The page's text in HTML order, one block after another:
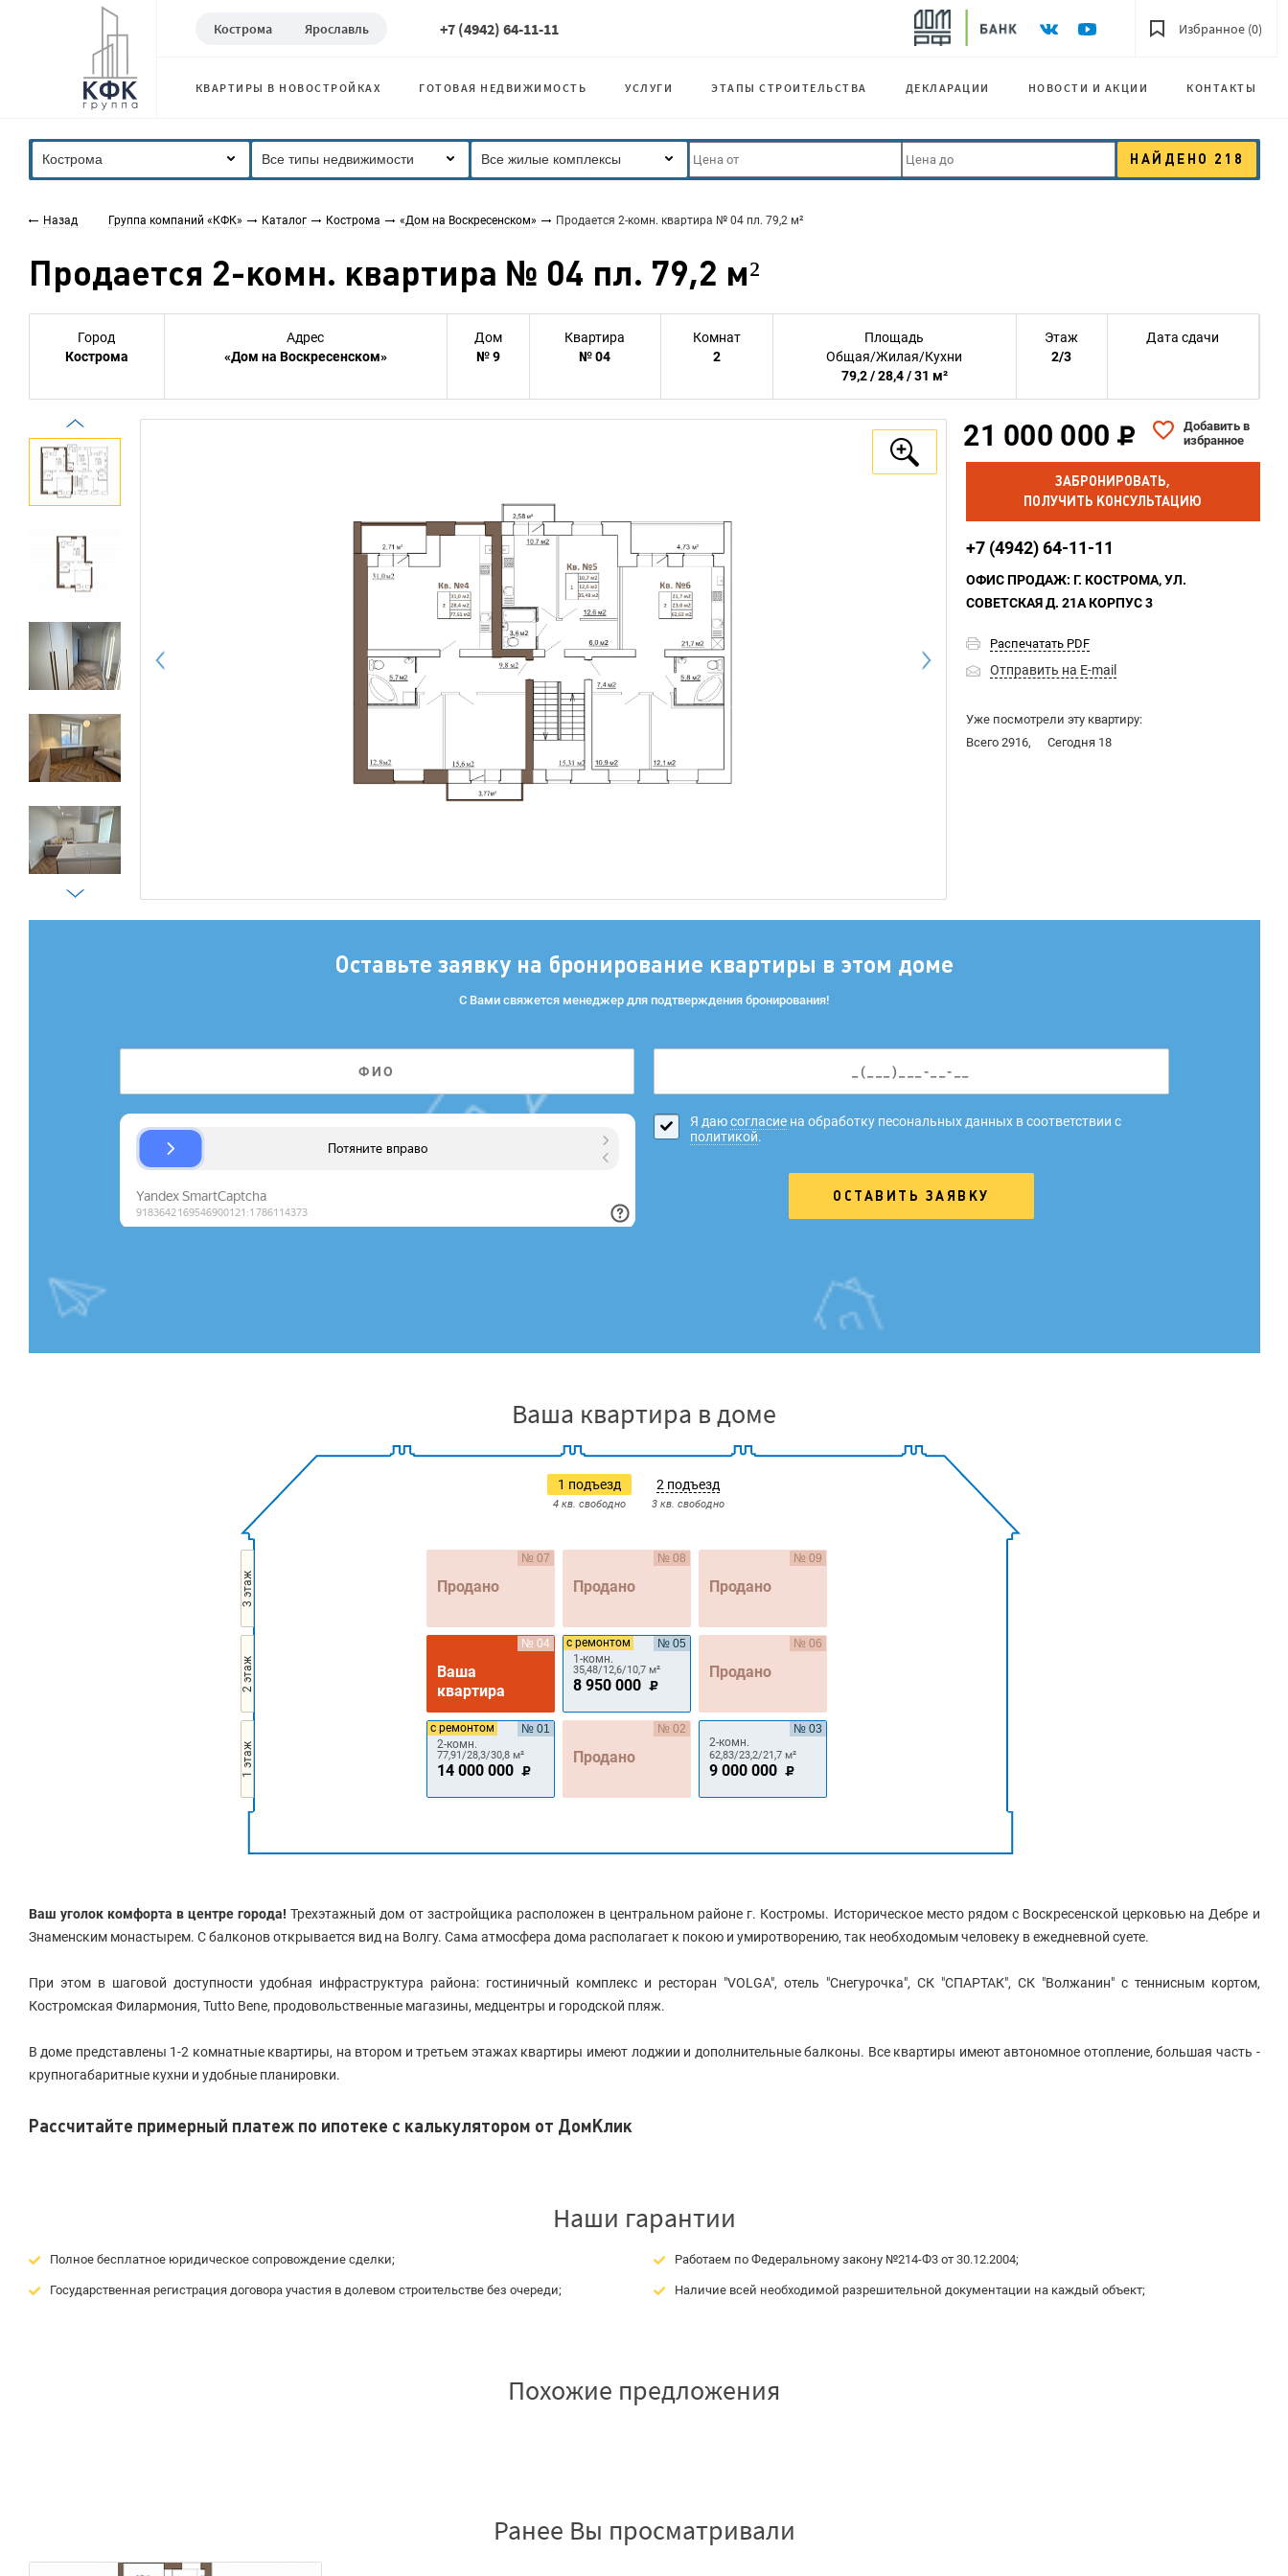
Кострома Ярославль +7 (4942) 64-11-11 Избранное (0)
КВАРТИРЫ В НОВОСТРОЙКАХ ГОТОВАЯ НЕДВИЖИМОСТЬ УСЛУГИ ЭТАПЫ СТРОИТЕЛЬСТВА ДЕКЛАРАЦИИ НОВОСТИ И АКЦИИ КОНТАКТЫ
Кострома Все типы недвижимости Все жилые комплексы НАЙДЕНО 218
Назад Группа компаний «КФК» Каталог Кострома «Дом на Воскресенском» Продается 2-комн. квартира № 04 пл. 79,2 м²
Продается 2-комн. квартира № 04 пл. 79,2 м²
Город
Кострома
Адрес
«Дом на Воскресенском»
Дом
№ 9
Квартира
№ 04
Комнат
2
Площадь
Общая/Жилая/Кухни
79,2 / 28,4 / 31 м²
Этаж
2/3
Дата сдачи
21 000 000
Добавить в
избранное
ЗАБРОНИРОВАТЬ,
ПОЛУЧИТЬ КОНСУЛЬТАЦИЮ
+7 (4942) 64-11-11
ОФИС ПРОДАЖ: Г. КОСТРОМА, УЛ.
СОВЕТСКАЯ Д. 21А КОРПУС 3
Распечатать PDF
Отправить на E-mail
Уже посмотрели эту квартиру:
Всего 2916,
Сегодня 18
Оставьте заявку на бронирование квартиры в этом доме
С Вами свяжется менеджер для подтверждения бронирования!
Я даюсогласие на обработку песональных данных в соответствии с
политикой.
Ваша квартира в доме
3 этаж
2 этаж
1 этаж
1 подъезд
4 кв. свободно
2 подъезд
3 кв. свободно
№ 07
Продано
№ 08
Продано
№ 09
Продано
№ 04
Ваша
квартира
№ 05
с ремонтом
1-комн.
35,48/12,6/10,7 м²
8 950 000
№ 06
Продано
№ 01
с ремонтом
2-комн.
77,91/28,3/30,8 м²
14 000 000
№ 02
Продано
№ 03
2-комн.
62,83/23,2/21,7 м²
9 000 000
Ваш уголок комфорта в центре города! Трехэтажный дом от застройщика расположен в центральном районе г. Костромы. Историческое место рядом с Воскресенской церковью на Дебре и
Знаменским монастырем. С балконов открывается вид на Волгу. Сама атмосфера дома располагает к покою и умиротворению, так необходомым человеку в ежедневной суете.
При этом в шаговой доступности удобная инфраструктура района: гостиничный комплекс и ресторан "VOLGA", отель "Снегурочка", СК "СПАРТАК", СК "Волжанин" с теннисным кортом,
Костромская Филармония, Tutto Bene, продовольственные магазины, медцентры и городской пляж.
В доме представлены 1-2 комнатные квартиры, на втором и третьем этажах квартиры имеют лоджии и дополнительные балконы. Все квартиры имеют автономное отопление, большая часть -
крупногабаритные кухни и удобные планировки.
Рассчитайте примерный платеж по ипотеке с калькулятором от ДомКлик
Наши гарантии
Полное бесплатное юридическое сопровождение сделки;
Государственная регистрация договора участия в долевом строительстве без очереди;
Работаем по Федеральному закону №214-Ф3 от 30.12.2004;
Наличие всей необходимой разрешительной документации на каждый объект;
Похожие предложения
Ранее Вы просматривали